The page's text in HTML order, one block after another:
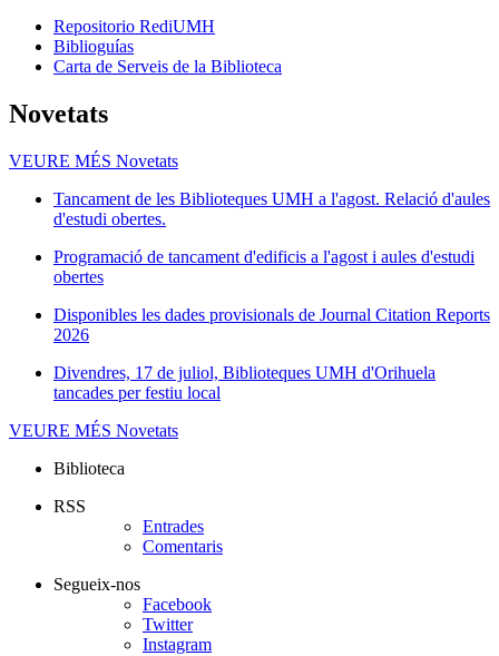
Repositorio RediUMH
Biblioguías
Carta de Serveis de la Biblioteca
Novetats
VEURE MÉS Novetats
Tancament de les Biblioteques UMH a l'agost. Relació d'aules
d'estudi obertes.
Programació de tancament d'edificis a l'agost i aules d'estudi
obertes
Disponibles les dades provisionals de Journal Citation Reports
2026
Divendres, 17 de juliol, Biblioteques UMH d'Orihuela
tancades per festiu local
VEURE MÉS Novetats
Biblioteca
RSS
Entrades
Comentaris
Segueix-nos
Facebook
Twitter
Instagram